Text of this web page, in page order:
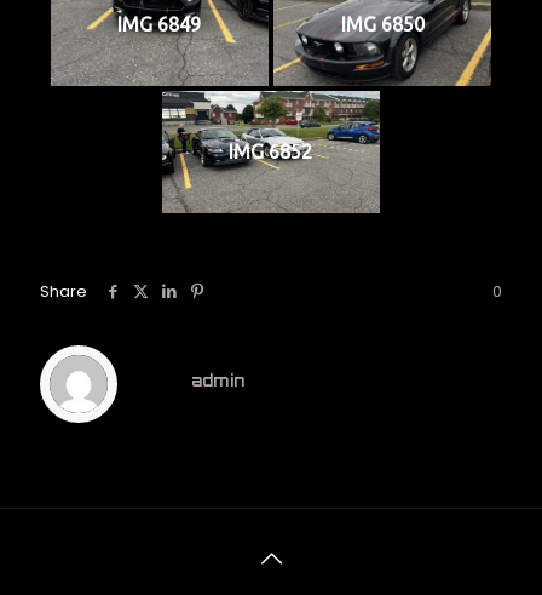
IMG 6849 IMG 6850
IMG 6852
Share 0
admin